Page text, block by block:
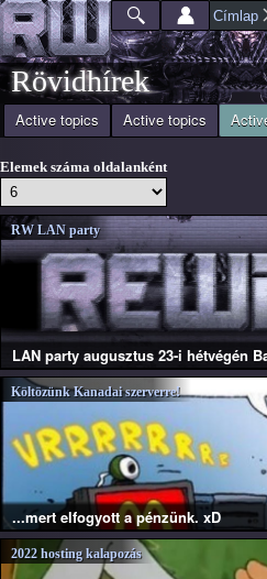
Ugrás a
tartalomra
Főmenü
Jelenlegi hely
Címlap
Rövidhírek
Elsődleges fülek
Active topics Active topics
(aktív fül)
Elemek száma oldalanként
RW LAN party
LAN party augusztus 23-i hétvégén
Költözünk Kanadai szerverre!
...mert elfogyott a pénzünk. xD
2022 hosting kalapozás